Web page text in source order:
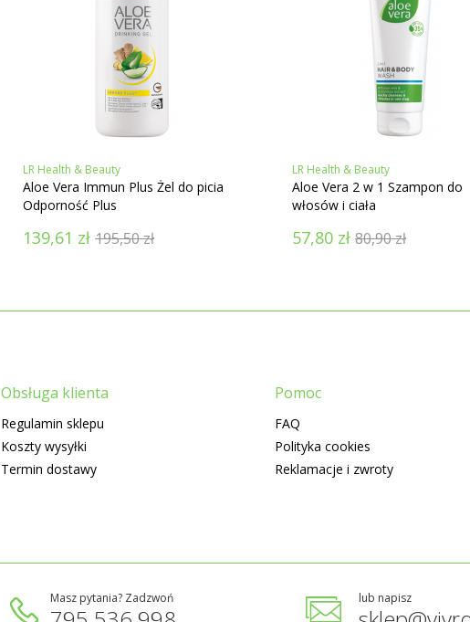
LR Health & Beauty
Aloe Vera Immun Plus Żel do picia
Odporność Plus
139,61 zł 195,50zł
LR Health & Beauty
Aloe Vera 2 w 1 Szampon do
włosów i ciała
57,80 zł 80,90zł
Obsługa klienta
Regulamin sklepu
Koszty wysyłki
Termin dostawy
Pomoc
FAQ
Polityka cookies
Reklamacje i zwroty
Masz pytania? Zadzwoń lub napisz